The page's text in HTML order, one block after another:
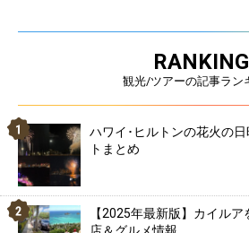
RANKING
観光/ツアーの記事ラン
ハワイ･ヒルトンの花火の
トまとめ
【2025年最新版】カイル